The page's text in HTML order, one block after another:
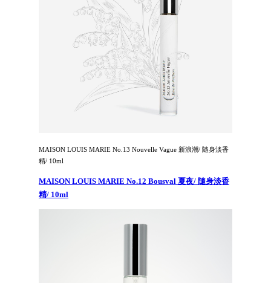
MAISON LOUIS MARIE No.13 Nouvelle Vague 新浪潮/ 隨身淡香
精/ 10ml
MAISON LOUIS MARIE No.12 Bousval 夏夜/ 隨身淡香
精/ 10ml